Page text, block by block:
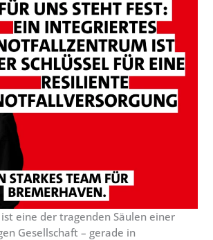
ist eine der tragenden Säulen einer
Gesellschaft – gerade in